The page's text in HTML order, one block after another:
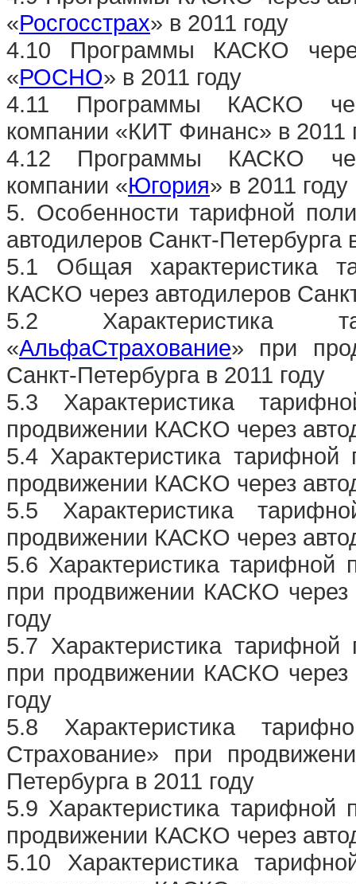
«Росгосстрах» в 2011 году
4.10 Программы КАСКО
«РОСНО» в 2011 году
4.11 Программы КАСКО
компании «КИТ Финанс» в 2011
4.12 Программы КАСКО
компании «Югория» в 2011 году
5. Особенности тарифной
автодилеров Санкт-Петербурга
5.1 Общая характеристика
КАСКО через автодилеров
5.2 Характеристика
«АльфаСтрахование» при
Санкт-Петербурга в 2011 году
5.3 Характеристика
продвижении КАСКО через
5.4 Характеристика тарифной
продвижении КАСКО через
5.5 Характеристика
продвижении КАСКО через
5.6 Характеристика тарифной
при продвижении КАСКО через
году
5.7 Характеристика тарифной
при продвижении КАСКО через
году
5.8 Характеристика
Страхование» при
Петербурга в 2011 году
5.9 Характеристика тарифной
продвижении КАСКО через
5.10 Характеристика